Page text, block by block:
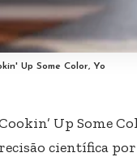
Up Some Color, Yo
Up Some
científica